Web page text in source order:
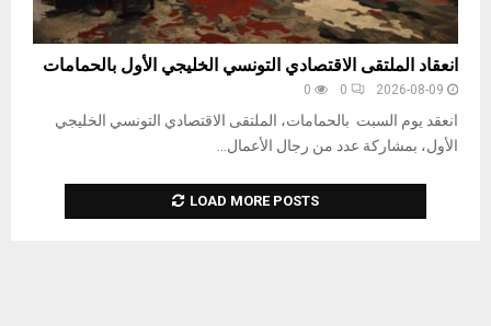
انعقاد الملتقى الاقتصادي التونسي الخليجي الأول بالحمامات
2026-08-09
0
0
انعقد يوم السبت بالحمامات، الملتقى الاقتصادي التونسي الخليجي
الأول، بمشاركة عدد من رجال الأعمال...
LOAD MORE POSTS